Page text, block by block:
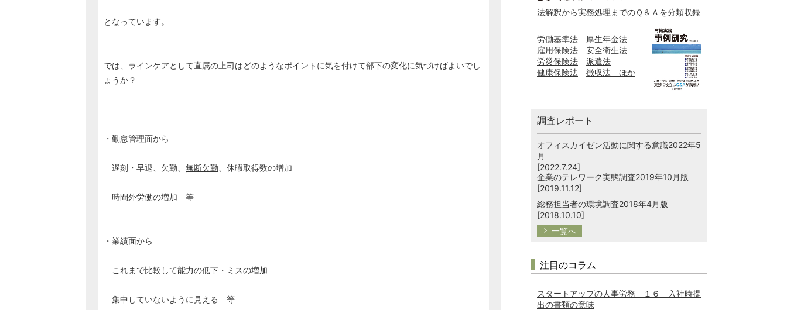
となっています。
では、ラインケアとして直属の上司はどのようなポイントに気を付けて部下の変化に気づけばよいでし
ょうか？
・勤怠管理面から
遅刻・早退、欠勤、 無断欠勤 、休暇取得数の増加
時間外労働の増加 等
・業績面から
これまで比較して能力の低下・ミスの増加
集中していないように見える 等
法解釈から実務処理までのＱ＆Ａを分類収録
労働基準法
厚生年金法
雇用保険法
安全衛生法
労災保険法
派遣法
健康保険法
徴収法 ほか
調査レポート
オフィスカイゼン活動に関する意識2022年5
月
[2022.7.24]
企業のテレワーク実態調査2019年10月版
[2019.11.12]
総務担当者の環境調査2018年4月版
[2018.10.10]
一覧へ
注目のコラム
スタートアップの人事労務 １６ 入社時提
出の書類の意味